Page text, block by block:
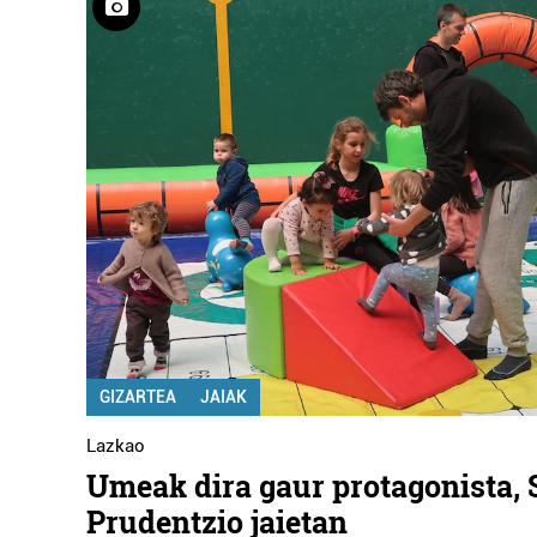
GIZARTEA JAIAK
Lazkao
Umeak dira gaur protagonista,
Prudentzio jaietan